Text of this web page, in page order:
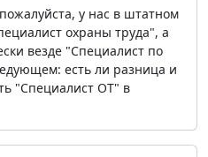
у нас в штатном
охраны труда", а
везде "Специалист по
есть ли разница и
"Специалист ОТ" в